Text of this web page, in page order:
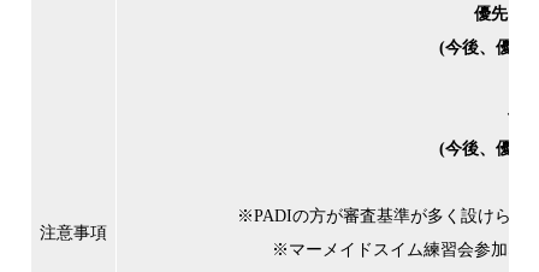
注意事項
優先２
(今後、優先
優
(今後、優先
※PADIの方が審査基準が多く設けられ
※マーメイドスイム練習会参加な